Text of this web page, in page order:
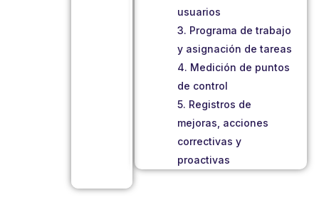
usuarios
3. Programa de trabajo
y asignación de tareas
4. Medición de puntos
de control
5. Registros de
mejoras, acciones
correctivas y
proactivas